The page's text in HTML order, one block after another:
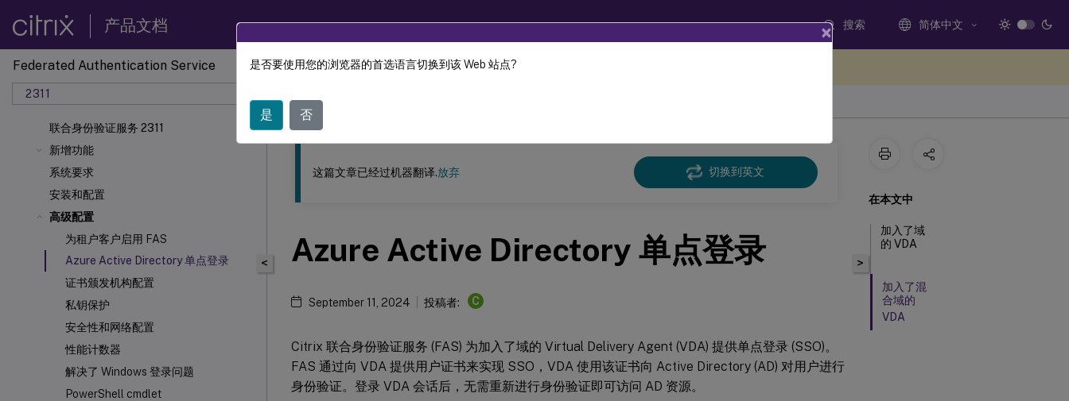
产品文档 搜索 简体中文
Federated Authentication Service
2311
联合身份验证服务 2311
新增功能
系统要求
安装和配置
高级配置
为租户客户启用 FAS
Azure Active Directory 单点登录
证书颁发机构配置
私钥保护
安全性和网络配置
性能计数器
解决了 Windows 登录问题
PowerShell cmdlet
此内容已经过机器动态翻译。
<
这篇文章已经过机器翻译.放弃 切换到英文
Azure Active Directory 单点登录
September 11, 2024 投稿者: C
Citrix 联合身份验证服务 (FAS) 为加入了域的 Virtual Delivery Agent (VDA) 提供单点登录 (SSO)。
FAS 通过向 VDA 提供用户证书来实现 SSO，VDA 使用该证书向 Active Directory (AD) 对用户进行
身份验证。登录 VDA 会话后，无需重新进行身份验证即可访问 AD 资源。
>
在本文中
加入了域
的 VDA
加入了混
合域的
VDA
×
是否要使用您的浏览器的首选语言切换到该 Web 站点?
是 否